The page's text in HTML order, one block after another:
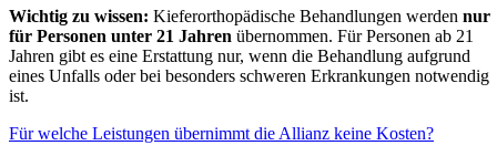
Wichtig zu wissen: Kieferorthopädische Behandlungen werden nur
für Personen unter 21 Jahren übernommen. Für Personen ab 21
Jahren gibt es eine Erstattung nur, wenn die Behandlung aufgrund
eines Unfalls oder bei besonders schweren Erkrankungen notwendig
ist.
Für welche Leistungen übernimmt die Allianz keine Kosten?